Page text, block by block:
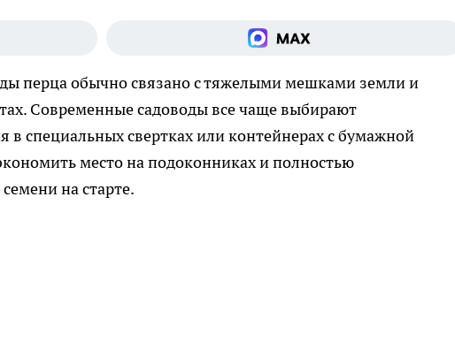
перца обычно связано с тяжелыми мешками земли и
Современные садоводы все чаще выбирают
специальных свертках или контейнерах с бумажной
место на подоконниках и полностью
на старте.